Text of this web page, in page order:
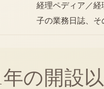
経理ペディア／
子の業務日誌、
年の開設